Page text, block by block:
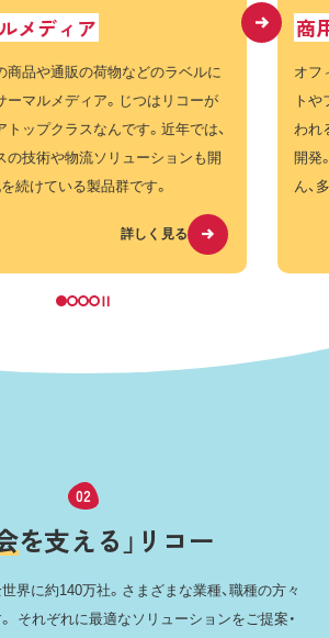
メディア
商品や通販の荷物などのラベルに
ーマルメディア。じつはリコーが
トップクラスなんです。近年では、
の技術や物流ソリューションも開
続けている製品群です。
詳しく見る
商
オフ
トや
われ
開発
ん、
を支える 」 リ コ ー
界に約140万社。さまざまな業種、職種の方々
それぞれに最適なソリューションをご提案・